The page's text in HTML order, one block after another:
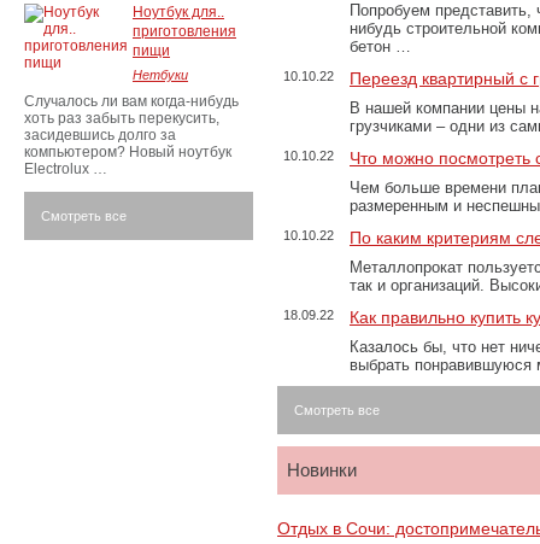
Попробуем представить,
нибудь строительной
бетон …
10.10.22 Переезд квартирный с
В нашей компании цены
грузчиками – одни из
10.10.22 Что можно посмотреть
Чем больше времени
размеренным и
10.10.22 По каким критериям
Металлопрокат
так и организаций.
18.09.22 Как правильно купить
Казалось бы, что нет
выбрать
Смотреть все
Новинки
Отдых в Сочи:
Ноутбук для..
приготовления
пищи
Нетбуки
Случалось ли вам когда-нибудь
хоть раз забыть перекусить,
засидевшись долго за
компьютером? Новый ноутбук
Electrolux …
Смотреть все